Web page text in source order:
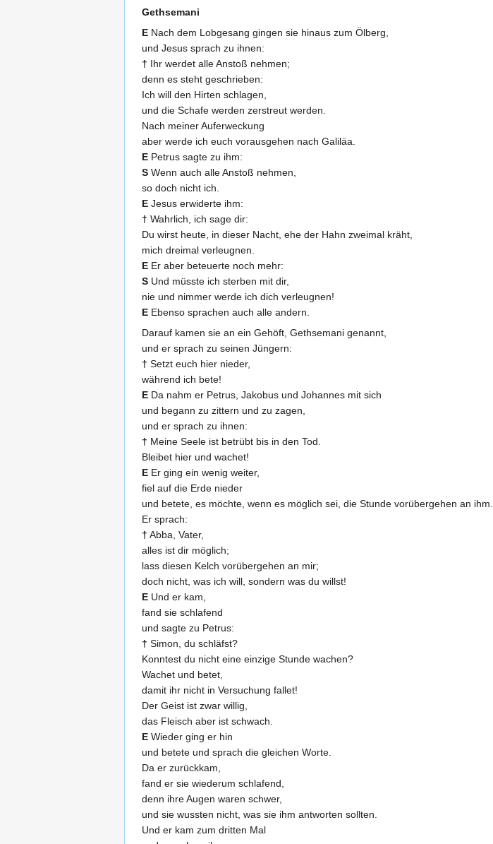
Gethsemani
E Nach dem Lobgesang gingen sie hinaus zum Ölberg,
und Jesus sprach zu ihnen:
† Ihr werdet alle Anstoß nehmen;
denn es steht geschrieben:
Ich will den Hirten schlagen,
und die Schafe werden zerstreut werden.
Nach meiner Auferweckung
aber werde ich euch vorausgehen nach Galiläa.
E Petrus sagte zu ihm:
S Wenn auch alle Anstoß nehmen,
so doch nicht ich.
E Jesus erwiderte ihm:
† Wahrlich, ich sage dir:
Du wirst heute, in dieser Nacht, ehe der Hahn zweimal kräht,
mich dreimal verleugnen.
E Er aber beteuerte noch mehr:
S Und müsste ich sterben mit dir,
nie und nimmer werde ich dich verleugnen!
E Ebenso sprachen auch alle andern.
Darauf kamen sie an ein Gehöft, Gethsemani genannt,
und er sprach zu seinen Jüngern:
† Setzt euch hier nieder,
während ich bete!
E Da nahm er Petrus, Jakobus und Johannes mit sich
und begann zu zittern und zu zagen,
und er sprach zu ihnen:
† Meine Seele ist betrübt bis in den Tod.
Bleibet hier und wachet!
E Er ging ein wenig weiter,
fiel auf die Erde nieder
und betete, es möchte, wenn es möglich sei, die Stunde vorübergehen an ihm.
Er sprach:
† Abba, Vater,
alles ist dir möglich;
lass diesen Kelch vorübergehen an mir;
doch nicht, was ich will, sondern was du willst!
E Und er kam,
fand sie schlafend
und sagte zu Petrus:
† Simon, du schläfst?
Konntest du nicht eine einzige Stunde wachen?
Wachet und betet,
damit ihr nicht in Versuchung fallet!
Der Geist ist zwar willig,
das Fleisch aber ist schwach.
E Wieder ging er hin
und betete und sprach die gleichen Worte.
Da er zurückkam,
fand er sie wiederum schlafend,
denn ihre Augen waren schwer,
und sie wussten nicht, was sie ihm antworten sollten.
Und er kam zum dritten Mal